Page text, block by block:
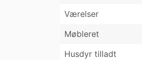
Værelser
Møbleret
Husdyr tilladt